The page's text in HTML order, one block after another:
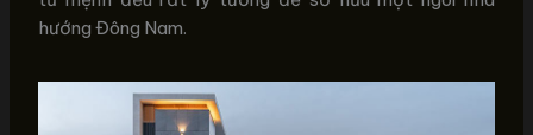
hướng Đông Nam.